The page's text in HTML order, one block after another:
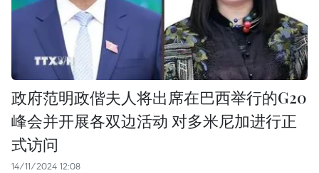
政府范明政偕夫人将出席在巴西举行的G20
峰会并开展各双边活动 对多米尼加进行正
式访问
14/11/2024 12:08